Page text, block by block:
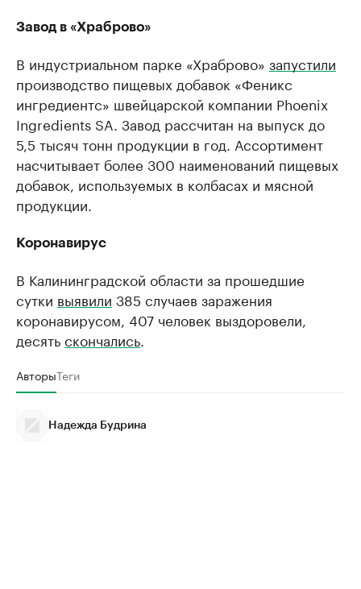
Завод в «Храброво»
В индустриальном парке «Храброво» запустили
производство пищевых добавок «Феникс
ингредиентс» швейцарской компании Phoenix
Ingredients SA. Завод рассчитан на выпуск до
5,5 тысяч тонн продукции в год. Ассортимент
насчитывает более 300 наименований пищевых
добавок, используемых в колбасах и мясной
продукции.
Коронавирус
В Калининградской области за прошедшие
сутки выявили 385 случаев заражения
коронавирусом, 407 человек выздоровели,
десятьскончались
АвторыТеги
Надежда Будрина